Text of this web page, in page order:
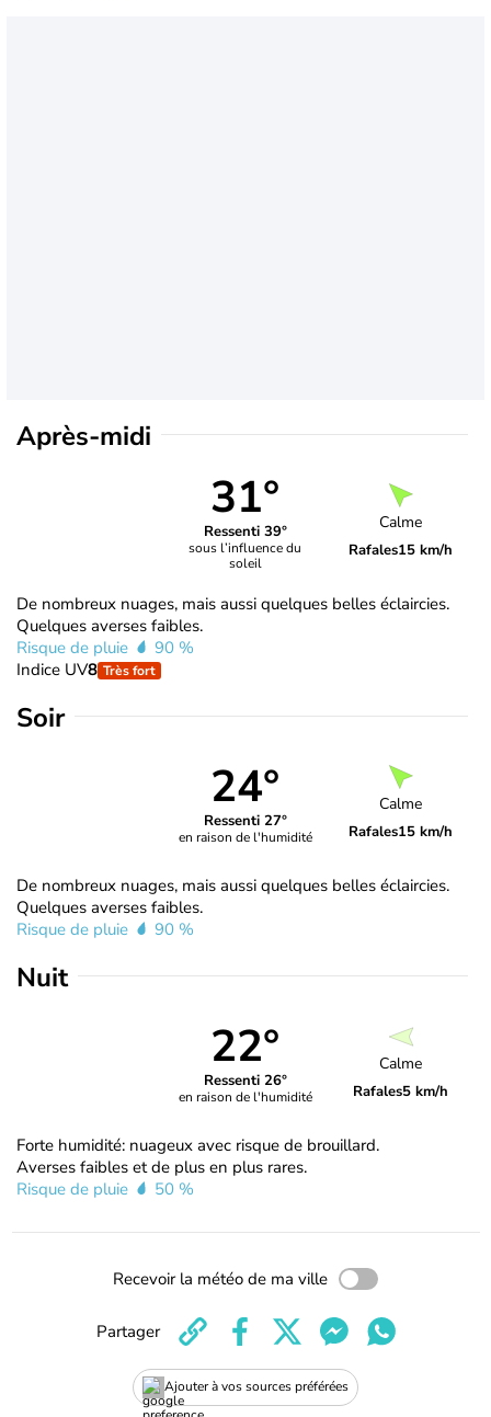
Après-midi
31°
Ressenti 39°
sous l’influence du
soleil
Calme
Rafales15 km/h
De nombreux nuages, mais aussi quelques belles éclaircies.
Quelques averses faibles.
Risque de pluie
90 %
Indice UV8 Très fort
Soir
24°
Ressenti 27°
en raison de l'humidité
Calme
Rafales15 km/h
De nombreux nuages, mais aussi quelques belles éclaircies.
Quelques averses faibles.
Risque de pluie
90 %
Nuit
22°
Ressenti 26°
en raison de l'humidité
Calme
Rafales5 km/h
Forte humidité: nuageux avec risque de brouillard.
Averses faibles et de plus en plus rares.
Risque de pluie
50 %
Recevoir la météo de ma ville
Ajouter à vos sources préférées
Partager